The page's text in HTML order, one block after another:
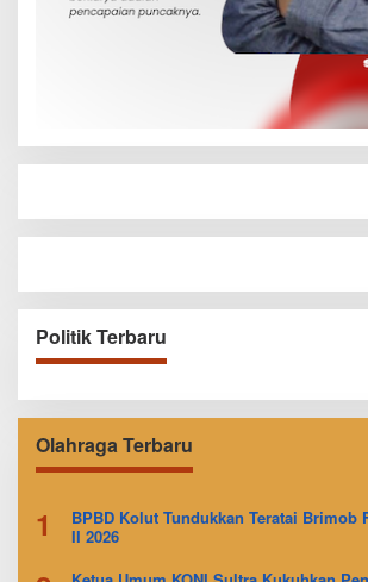
Politik Terbaru
Olahraga Terbaru
1
BPBD Kolut Tundukkan Teratai Brimob
II 2026